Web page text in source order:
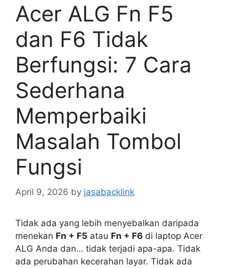
Acer ALG Fn F5
dan F6 Tidak
Berfungsi: 7 Cara
Sederhana
Memperbaiki
Masalah Tombol
Fungsi
April 9, 2026 by jasabacklink
Tidak ada yang lebih menyebalkan daripada
menekan Fn + F5 atau Fn + F6 di laptop Acer
ALG Anda dan… tidak terjadi apa-apa. Tidak
ada perubahan kecerahan layar. Tidak ada